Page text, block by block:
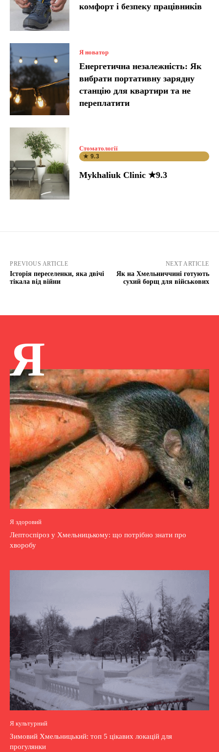
комфорт і безпеку працівників
Я новатор
Енергетична незалежність: Як
вибрати портативну зарядну
станцію для квартири та не
переплатити
Стоматології
★ 9.3
Mykhaliuk Clinic ★9.3
PREVIOUS ARTICLE
Історія переселенки, яка двічі
тікала від війни
NEXT ARTICLE
Як на Хмельниччині готують
сухий борщ для військових
Я
Я здоровий
Лептоспіроз у Хмельницькому: що потрібно знати про
хворобу
Я культурний
Зимовий Хмельницький: топ 5 цікавих локацій для
прогулянки